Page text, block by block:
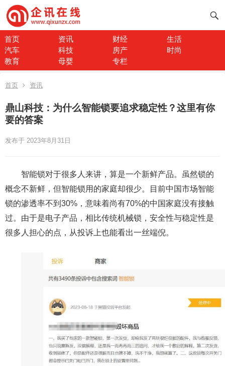
首页 资讯 财经
生活
汽车
科技 房产
时尚
教育
母婴 专栏
首页 资讯
鼎山科技：为什么智能锁要追求稳定性？这里有你
要的答案
发布于 2023年8月31日
智能锁对于很多人来讲，算是一个新鲜产品。虽然锁的
概念不新鲜，但智能锁用的家庭却很少。目前中国市场智能
锁的渗透率不到30%，意味着尚有70%的中国家庭没有接触
过。由于是电子产品，相比传统机械锁，安全性与稳定性是
很多人担心的点，从投诉上也能看出一丝端倪。